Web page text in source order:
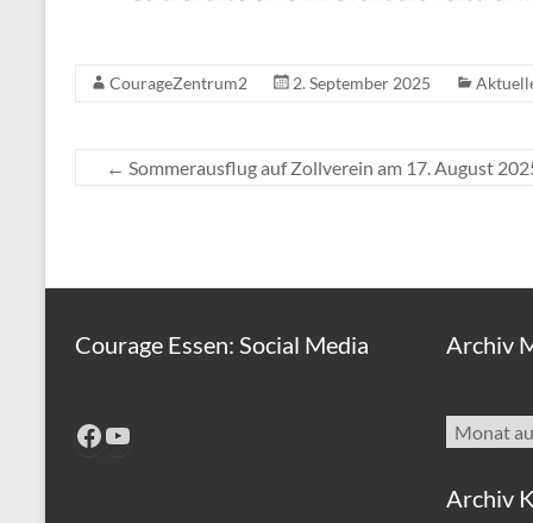
CourageZentrum2 2. September 2025
← Sommerausflug auf Zollverein am 17. August
Courage Essen: Social Media
Facebook
YouTube
Archiv
Archiv
Archiv